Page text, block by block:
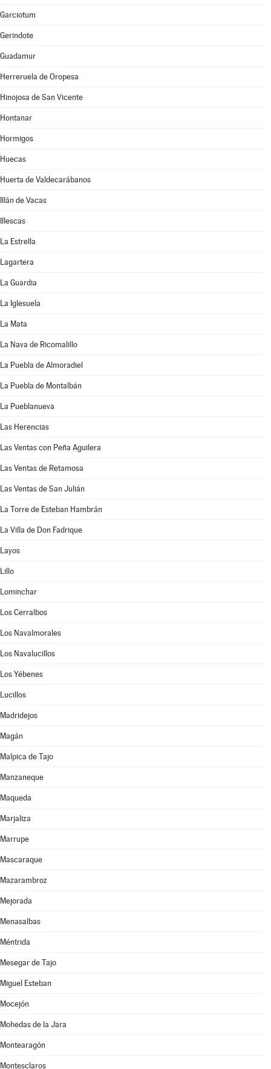
Garciotum
Gerindote
Guadamur
Herreruela de Oropesa
Hinojosa de San Vicente
Hontanar
Hormigos
Huecas
Huerta de Valdecarábanos
Illán de Vacas
Illescas
La Estrella
Lagartera
La Guardia
La Iglesuela
La Mata
La Nava de Ricomalillo
La Puebla de Almoradiel
La Puebla de Montalbán
La Pueblanueva
Las Herencias
Las Ventas con Peña Aguilera
Las Ventas de Retamosa
Las Ventas de San Julián
La Torre de Esteban Hambrán
La Villa de Don Fadrique
Layos
Lillo
Lominchar
Los Cerralbos
Los Navalmorales
Los Navalucillos
Los Yébenes
Lucillos
Madridejos
Magán
Malpica de Tajo
Manzaneque
Maqueda
Marjaliza
Marrupe
Mascaraque
Mazarambroz
Mejorada
Menasalbas
Méntrida
Mesegar de Tajo
Miguel Esteban
Mocejón
Mohedas de la Jara
Montearagón
Montesclaros